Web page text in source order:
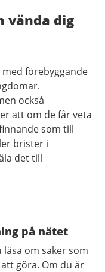
vända dig​
förebyggande
också
att om de får veta
som till
brister i
det till
på nätet
om saker som
göra. Om du är